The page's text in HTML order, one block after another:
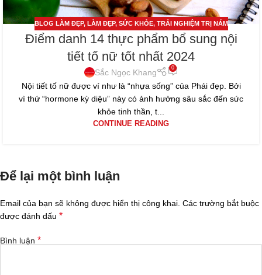
BLOG LÀM ĐẸP, LÀM ĐẸP, SỨC KHỎE, TRẢI NGHIỆM TRỊ NÁM
Điểm danh 14 thực phẩm bổ sung nội
tiết tố nữ tốt nhất 2024
Sắc Ngọc Khang 0
Nội tiết tố nữ được ví như là “nhựa sống” của Phái đẹp. Bởi
vì thứ “hormone kỳ diệu” này có ảnh hưởng sâu sắc đến sức
khỏe tinh thần, t...
CONTINUE READING
Để lại một bình luận
Email của bạn sẽ không được hiển thị công khai. Các trường bắt buộc
được đánh dấu *
Bình luận *